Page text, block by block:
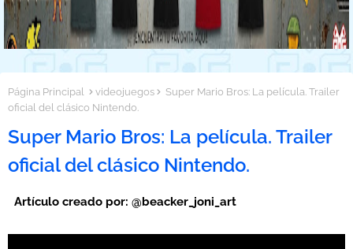
Página Principal videojuegos
Super Mario Bros: La película. Trailer
oficial del clásico Nintendo.
Super Mario Bros: La película. Trailer
oficial del clásico Nintendo.
Artículo creado por: @beacker_joni_art